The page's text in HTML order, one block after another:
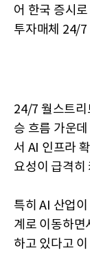
어 한국 증시
투자매체 24/
24/7 월스트리
승 흐름 가운
서 AI 인프라
요성이 급격히
특히 AI 산업
계로 이동하면
하고 있다고